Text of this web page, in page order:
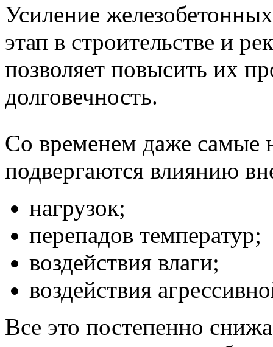
Усиление
этап в строительстве и
позволяет повысить их
долговечность.
Со временем даже самые
подвергаются влиянию
нагрузок;
перепадов температур;
воздействия влаги;
воздействия
Все это постепенно